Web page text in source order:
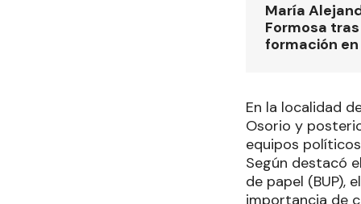
María
Formosa
formación
En la localidad
Osorio y
equipos
Según destacó
de papel (BUP),
importancia de